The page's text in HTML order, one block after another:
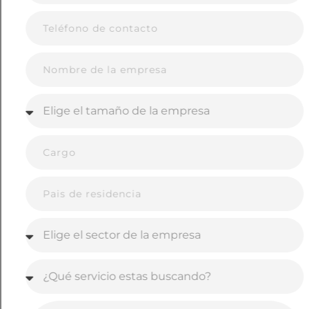
Nike ha lanzado una campaña audaz para los
ha generado debates y acumulado casi 2
atletas destacados como Serena Williams,
el sacrificio necesarios para alcanzar el éxito
esfuerzo​.
Wins»
Samsung, un socio oficial de los Juegos